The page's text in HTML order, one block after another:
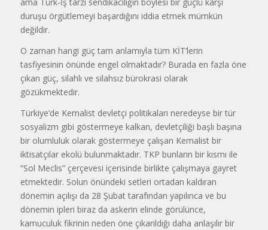
duruşu örgütlemeyi başardığını iddia etmek mümkün
değildir.
O zaman hangi güç tam anlamıyla tüm KİT’lerin
tasfiyesinin önünde engel olmaktadır? Burada en fazla öne
çıkan güç, silahlı ve silahsız bürokrasi olarak
gözükmektedir.
Türkiye’de Kemalist devletçi politikaları neredeyse bir tür
sosyalizm gibi göstermeye kalkan, devletçiliği başlı başına
bir olumluluk olarak göstermeye çalışan Kemalist bir
iktisatçılar ekolü bulunmaktadır. TKP bunların bir kısmı ile
“Sol Meclis” çerçevesi içerisinde birlikte çalışmaya gayret
etmektedir. Solun önündeki setleri ortadan kaldıran
dönemin açılışı da 28 Şubat tarafından yapılınca ve bu
dönemin ipleri biraz da askerin elinde görülünce,
kamuculuk fikrinin neden öne çıkarıldığı daha anlaşılır bir